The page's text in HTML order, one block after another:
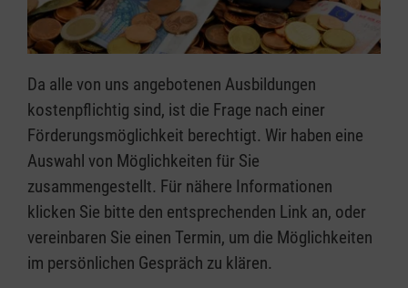
Da alle von uns angebotenen Ausbildungen
kostenpflichtig sind, ist die Frage nach einer
Förderungsmöglichkeit berechtigt. Wir haben eine
Auswahl von Möglichkeiten für Sie
zusammengestellt. Für nähere Informationen
klicken Sie bitte den entsprechenden Link an, oder
vereinbaren Sie einen Termin, um die Möglichkeiten
im persönlichen Gespräch zu klären.